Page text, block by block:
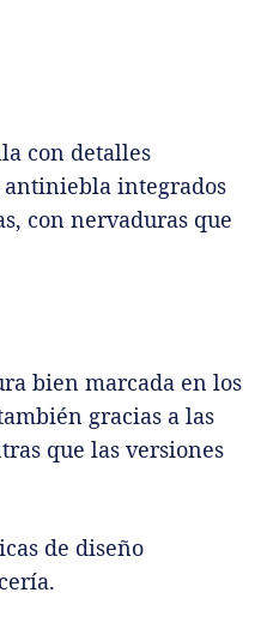
con detalles
antiniebla integrados
con nervaduras que
bien marcada en los
gracias a las
que las versiones
de diseño